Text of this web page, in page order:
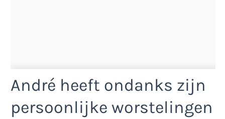
André heeft ondanks zijn
persoonlijke worstelingen